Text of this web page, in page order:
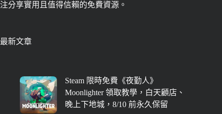
注分享實用且值得信賴的免費資源。
最新文章
Steam 限時免費《夜勤人》
Moonlighter 領取教學，白天顧店、
晚上下地城，8/10 前永久保留